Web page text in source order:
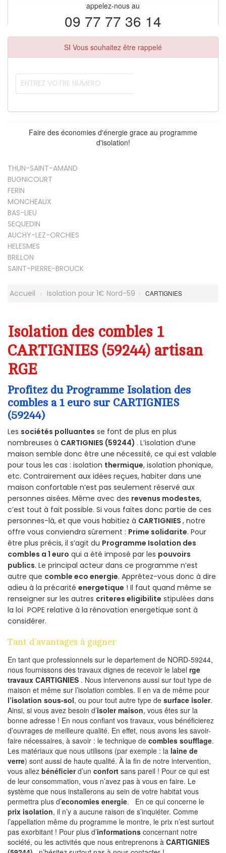
appelez-nous au
09 77 77 36 14
SI Vous souhaitez être rappelé
Faire des économies d'énergie grace au programme
d'isolation!
THUN-SAINT-AMAND
BUGNICOURT
FERIN
MONCHEAUX
BAS-LIEU
SEQUEDIN
AUCHY-LEZ-ORCHIES
HELESMES
BRILLON
SAINT-PIERRE-BROUCK
Accueil Isolation pour 1€ Nord-59 CARTIGNIES
Isolation des combles 1
CARTIGNIES (59244) artisan
RGE
Profitez du Programme Isolation des
combles a 1 euro sur CARTIGNIES
(59244)
Les sociétés polluantes se font de plus en plus
nombreuses à CARTIGNIES (59244) . L’isolation d’une
maison semble donc être une nécessité, ce qui est valable
pour tous les cas : isolation thermique, isolation phonique,
etc. Contrairement aux idées reçues, habiter dans une
maison confortable n’est pas seulement réservé aux
personnes aisées. Même avec des revenus modestes,
c’est tout à fait possible. Si vous faites donc partie de ces
personnes-là, et que vous habitiez à CARTIGNIES , notre
offre vous conviendra sûrement : Prime solidarite. Pour
être plus précis, il s’agit du Programme Isolation des
combles a 1 euro qui a été imposé par les pouvoirs
publics. Le principal acteur dans ce programme n’est
autre que comble eco energie. Apprêtez-vous donc à dire
adieu à la précarité energetique ! Il faut quand même se
renseigner sur les autres criteres eligibilite stipulées dans
la loi POPE relative à la rénovation energetique sont à
considérer.
Tant d’avantages à gagner
En tant que professionnels sur le departement de NORD-59244,
nous fournissons des travaux dignes de recevoir le label rge
travaux CARTIGNIES . Nous intervenons aussi sur tout type de
maison et même sur l’isolation combles. Il en va de même pour
l’isolation sous-sol, ou pour tout autre type de surface isoler.
Ainsi, si vous avez besoin d’isoler maison, vous êtes sur la
bonne adresse ! En nous confiant vos travaux, vous bénéficierez
d’ouvrages de meilleure qualité. En effet, nous avons les savoir-
faire nécessaires, à savoir : le technique de combles soufflage.
Les matériaux que nous utilisons (par exemple : la laine de
verre) sont aussi de haute qualité. À la fin de notre intervention,
vous allez bénéficierd’un confort sans pareil ! Pour ce qui est
de leur consommation, vous n’avez pas à vous en faire. Le
système que nous installerons au sein de votre habitat vous
permettra plus d’economies energie. En ce qui concerne le
prix isolation, il n’y a aucune raison de s’inquiéter. Comme
l’appellation même du programme le montre, le prix n’est surtout
pas exorbitant ! Pour plus d’informations concernant notre
société, ou les activités que nous entreprenons à CARTIGNIES